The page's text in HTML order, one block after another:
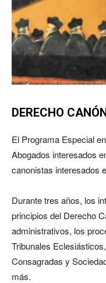
DERECHO
El Programa Especial en
Abogados interesados
canonistas interesados
Durante tres años, los
principios del Derecho
administrativos, los
Tribunales
Consagradas y
más.